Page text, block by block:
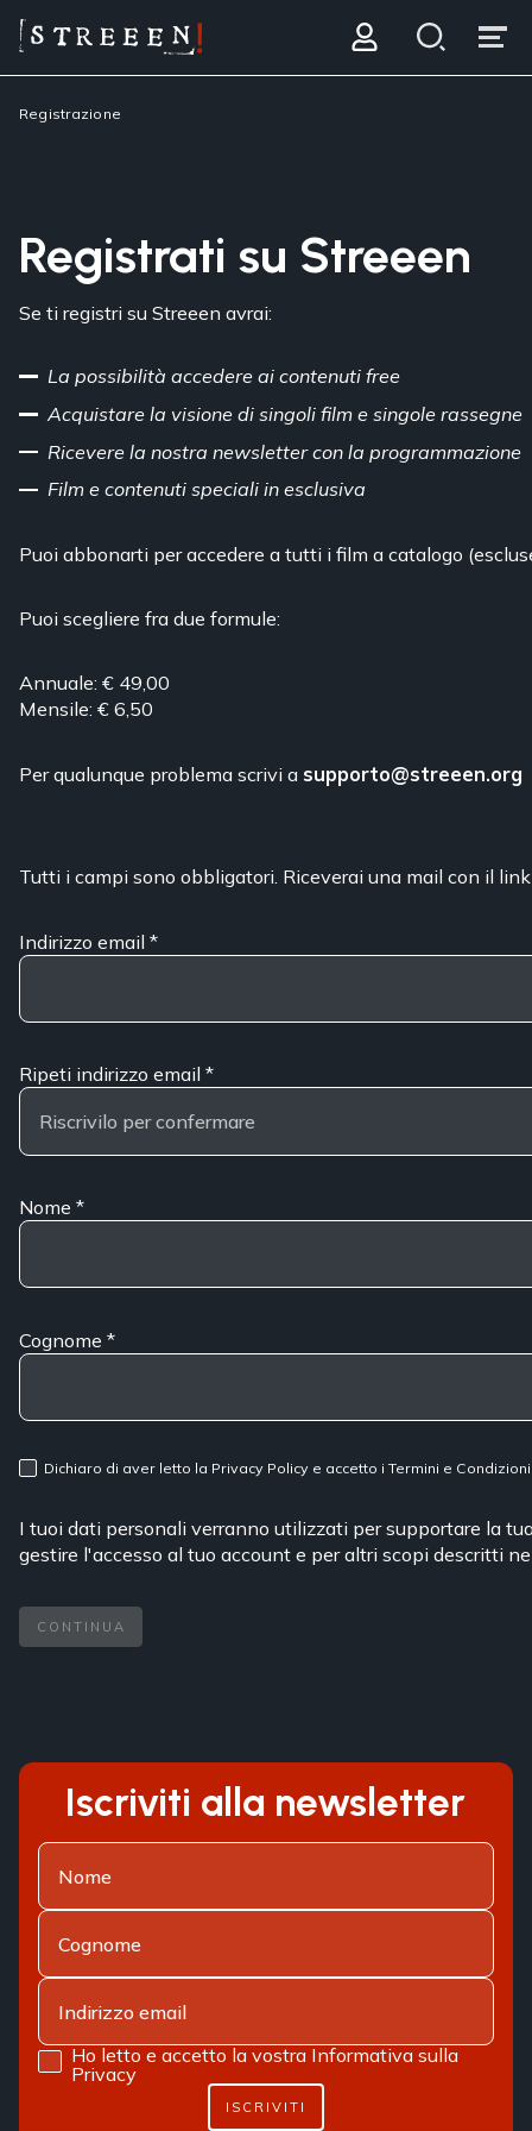
Registrazione
Registrati su Streeen
Se ti registri su Streeen avrai:
La possibilità accedere ai contenuti free
Acquistare la visione di singoli film e singole rassegne
Ricevere la nostra newsletter con la programmazione
Film e contenuti speciali in esclusiva
Puoi abbonarti per accedere a tutti i film a catalogo
Puoi scegliere fra due formule:
Annuale: € 49,00
Mensile: € 6,50
Per qualunque problema scrivi a supporto@streeen.org
Tutti i campi sono obbligatori. Riceverai una mail con il
Indirizzo email*
Ripeti indirizzo email*
Nome*
Cognome*
Dichiaro di aver letto la Privacy Policye accetto i Termini e
I tuoi dati personali verranno utilizzati per supportare la
gestire l'accesso al tuo account e per altri scopi descritti
CONTINUA
Iscriviti alla newsletter
Ho letto e accetto la vostra Informativa sulla
Privacy
ISCRIVITI